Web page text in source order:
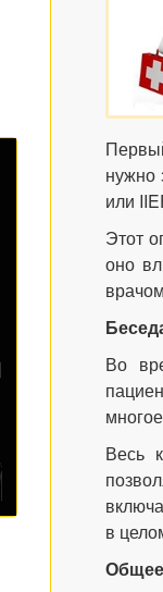
нужно
или
Этот
оно
Во
Весь
в